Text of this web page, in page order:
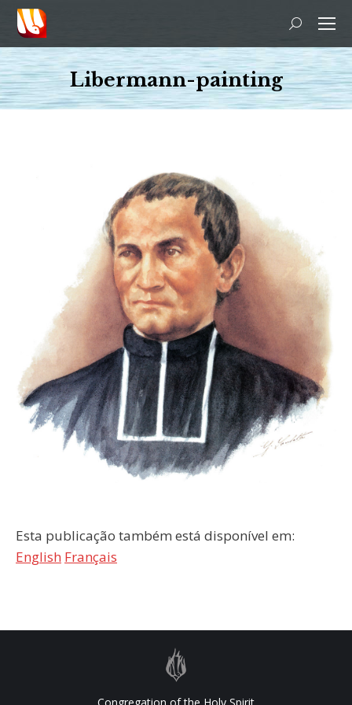
Search:
Libermann-painting
You are here:
Esta publicação também está disponível em:
English Français